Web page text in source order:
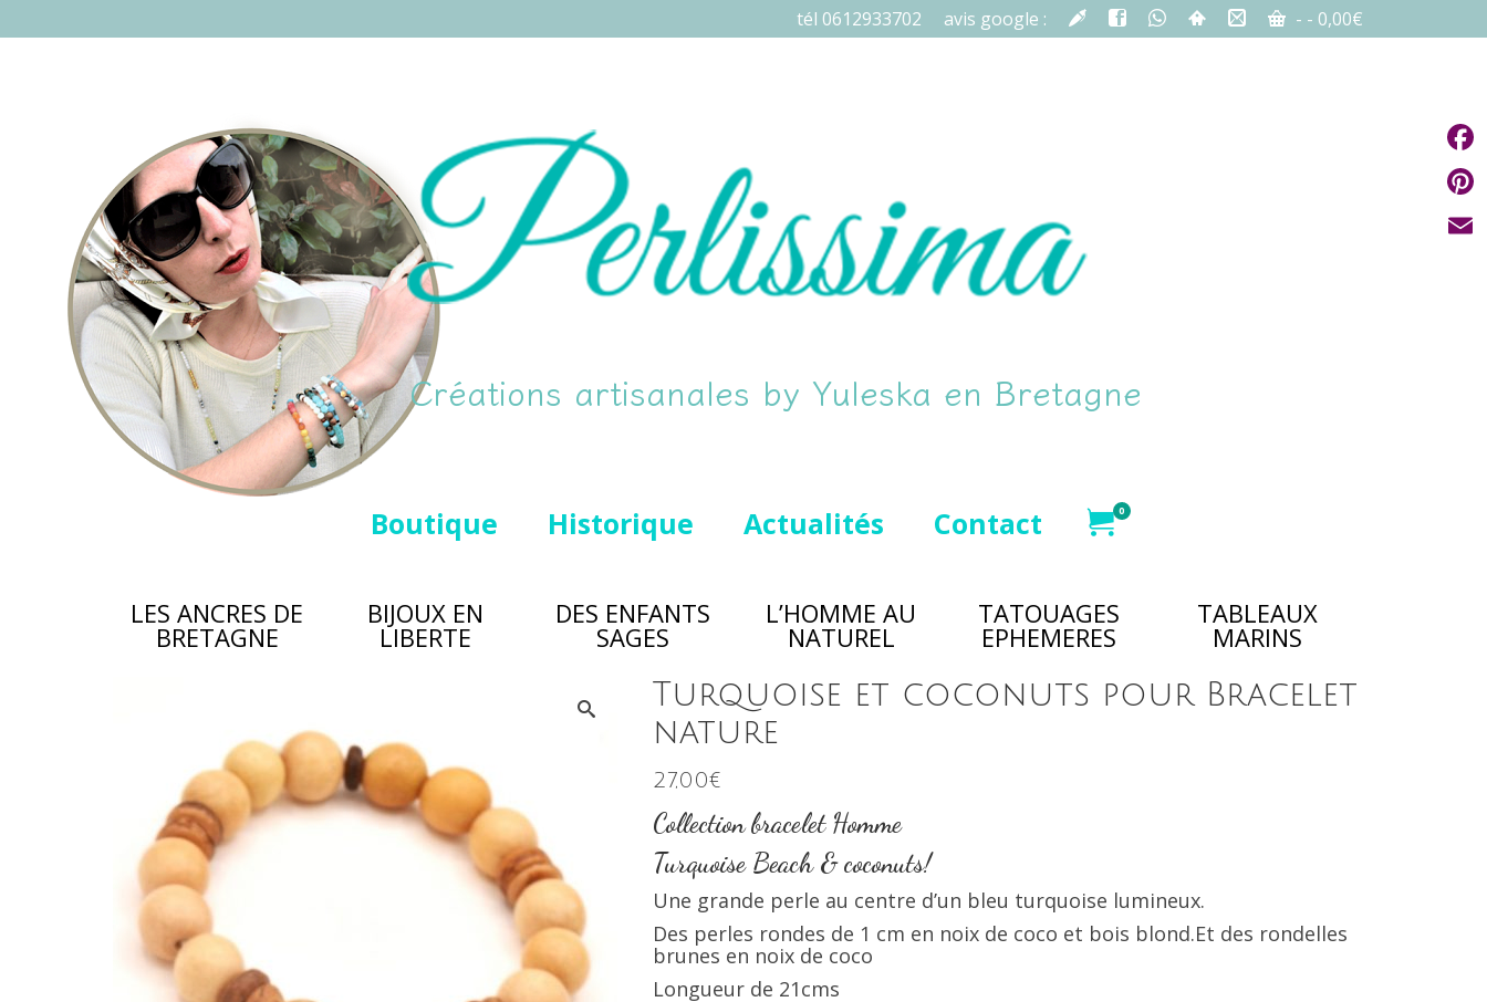
tél 0612933702 avis google : - - 0,00€
Créations artisanales by Yuleska en Bretagne
Boutique Historique Actualités Contact 0
LES ANCRES DE
BRETAGNE
BIJOUX EN
LIBERTE
DES ENFANTS
SAGES
L’HOMME AU
NATUREL
TATOUAGES
EPHEMERES
TABLEAUX
MARINS
Turquoise et coconuts pour Bracelet
nature
27,00€
Collection bracelet Homme
Turquoise Beach & coconuts!
Une grande perle au centre d’un bleu turquoise lumineux.
Des perles rondes de 1 cm en noix de coco et bois blond.Et des rondelles
brunes en noix de coco
Longueur de 21cms